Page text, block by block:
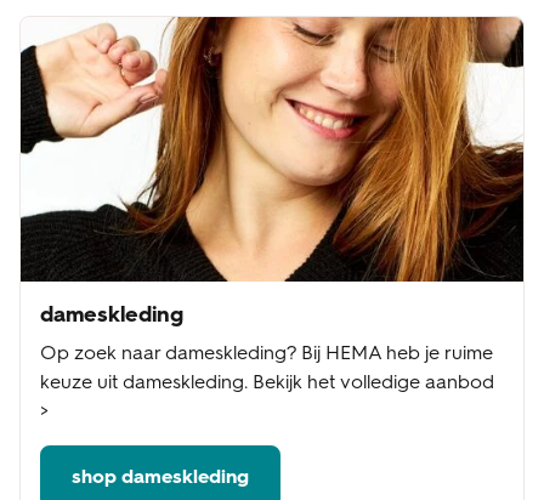
dameskleding
Op zoek naar dameskleding? Bij HEMA heb je ruime
keuze uit dameskleding. Bekijk het volledige aanbod
>
shop dameskleding